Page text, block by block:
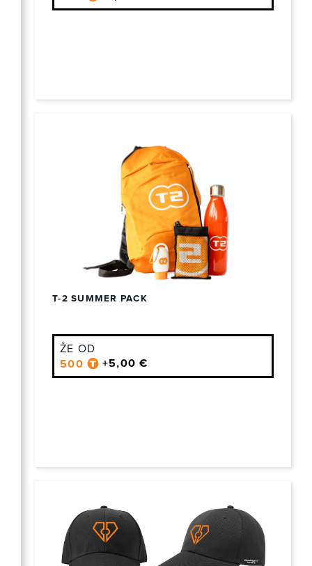
T-2 SUMMER PACK
ŽE OD
500
+5,00 €